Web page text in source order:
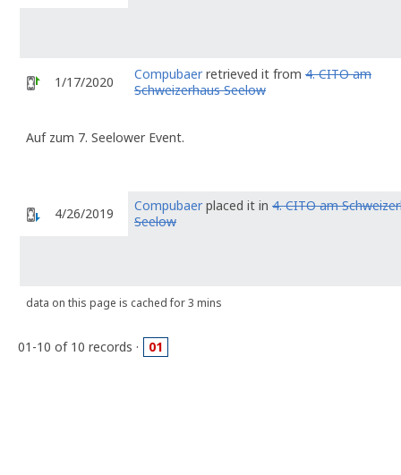
1/17/2020 Compubaerretrieved it from 4. CITO am
Schweizerhaus Seelow
Auf zum 7. Seelower Event.
4/26/2019 Compubaer placed it in 4. CITO am
Seelow
data on this page is cached for 3 mins
01-10 of 10 records · 01